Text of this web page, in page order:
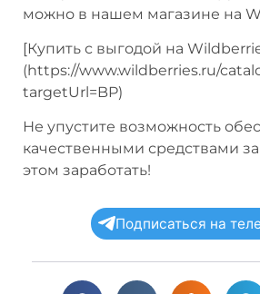
можно в нашем магазине на
[Купить с выгодой на
(https://www.wildberries.ru/
targetUrl=BP)
Не упустите возможность
качественными средствами
этом заработать!
Подписаться на